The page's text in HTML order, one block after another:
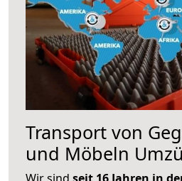
Transport von
und Möbeln